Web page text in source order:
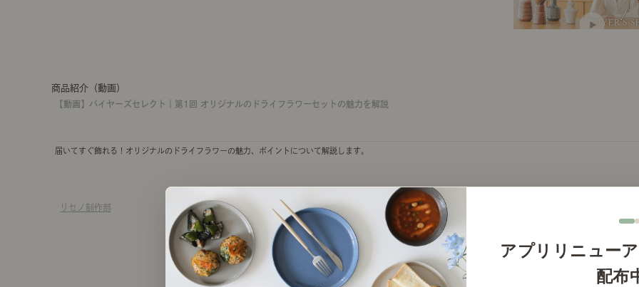
商品紹介（動画）
【動画】バイヤーズセレクト｜第1回 オリジナルのドライフラワーセットの魅力を解説
届いてすぐ飾れる！オリジナルのドライフラワーの魅力、ポイントについて解説します。
リセノ制作部
アプリリニュー
配布